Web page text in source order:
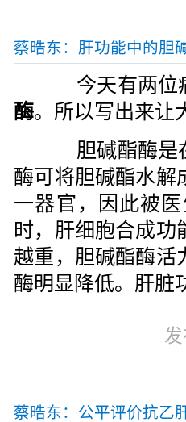
蔡晧东：肝功能中的胆
今天有两位
酶。所以写出来让
胆碱酯酶是在
酶可将胆碱酯水解
一器官，因此被
时，肝细胞合成功
越重，胆碱酯酶活
酶明显降低。肝脏
蔡晧东：公平评价抗乙